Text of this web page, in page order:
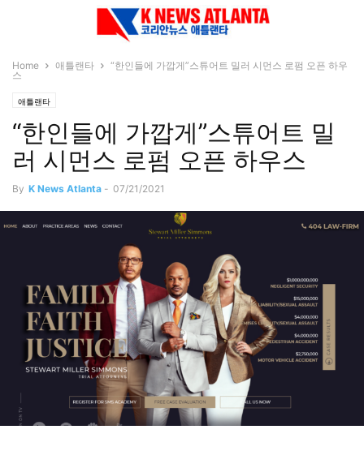
Home 애틀랜타
“한인들에 가깝게”스튜어트 밀러 시먼스 로펌 오픈 하우
스
애틀랜타
“한인들에 가깝게”스튜어트 밀
러 시먼스 로펌 오픈 하우스
By K News Atlanta - 07/21/2021